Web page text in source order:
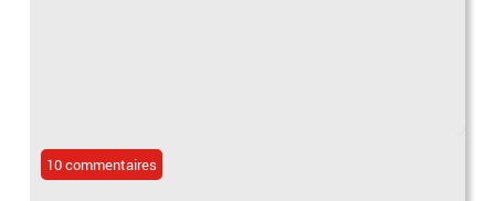
10 commentaires